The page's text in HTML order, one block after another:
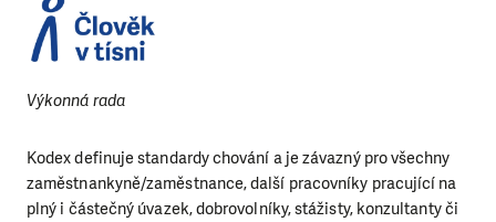
Výkonná rada
Kodex definuje standardy chování a je závazný pro všechny
zaměstnankyně/zaměstnance, další pracovníky pracující na
plný i částečný úvazek, dobrovolníky, stážisty, konzultanty či